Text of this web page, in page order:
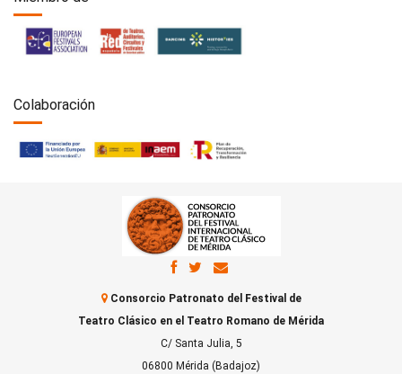
Colaboración
Consorcio Patronato del Festival de
Teatro Clásico en el Teatro Romano de Mérida
C/ Santa Julia, 5
06800 Mérida (Badajoz)